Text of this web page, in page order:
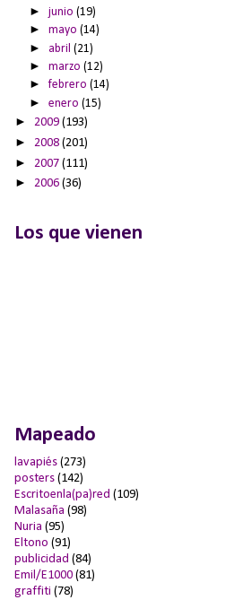
►junio(19)
►mayo(14)
► abril(21)
►marzo(12)
►febrero(14)
►enero(15)
► 2009 (193)
► 2008 (201)
► 2007 (111)
► 2006 (36)
Los que vienen
Mapeado
lavapiés (273)
posters (142)
Escritoenla(pa)red (109)
Malasaña (98)
Nuria (95)
Eltono (91)
publicidad (84)
Emil/E1000 (81)
graffiti (78)